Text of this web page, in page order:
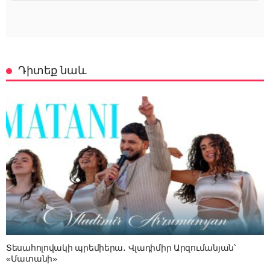
Դիտեք նաև
Տեսահոլովակի պրեմիերա․ Վլադիմիր Արզումանյան՝
«Մատանի»